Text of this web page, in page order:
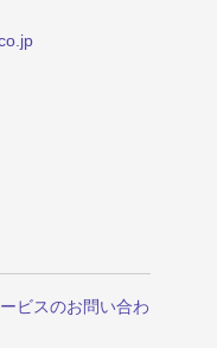
ビスのお問い合わ